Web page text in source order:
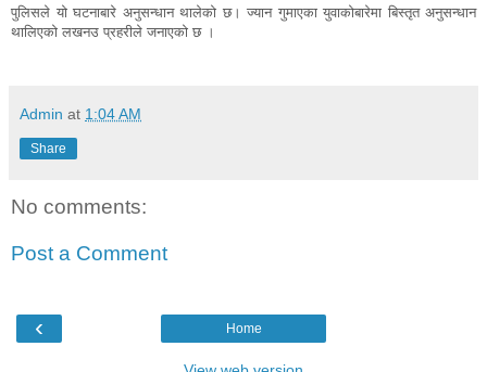
पुलिसले यो घटनाबारे अनुसन्धान थालेको छ। ज्यान गुमाएका युवाकोबारेमा बिस्तृत अनुसन्धान
थालिएको लखनउ प्रहरीले जनाएको छ ।
Admin at 1:04 AM
Share
No comments:
Post a Comment
‹ Home